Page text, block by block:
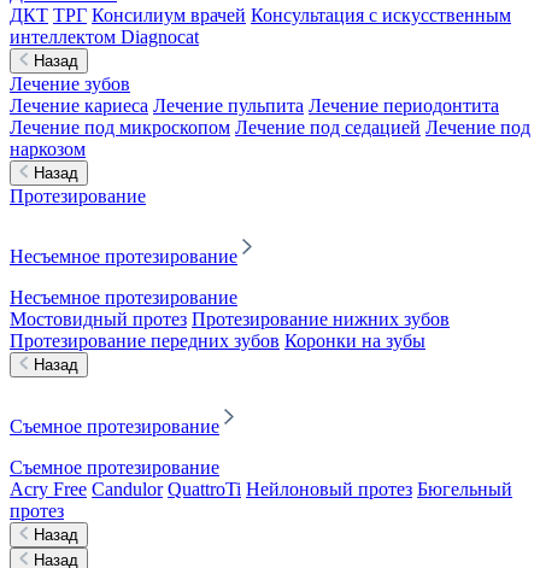
ДКТ ТРГ Консилиум врачей Консультация с искусственным
интеллектом Diagnocat
Назад
Лечение зубов
Лечение кариеса Лечение пульпита Лечение периодонтита
Лечение под микроскопом Лечение под седацией Лечение под
наркозом
Назад
Протезирование
Несъемное протезирование
Несъемное протезирование
Мостовидный протез Протезирование нижних зубов
Протезирование передних зубов Коронки на зубы
Назад
Съемное протезирование
Съемное протезирование
Acry Free Candulor QuattroTi Нейлоновый протез Бюгельный
протез
Назад
Назад